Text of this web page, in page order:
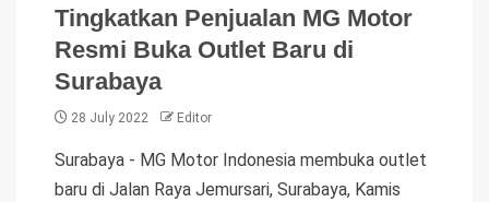
Tingkatkan Penjualan MG Motor
Resmi Buka Outlet Baru di
Surabaya
28 July 2022 Editor
Surabaya - MG Motor Indonesia membuka outlet
baru di Jalan Raya Jemursari, Surabaya, Kamis